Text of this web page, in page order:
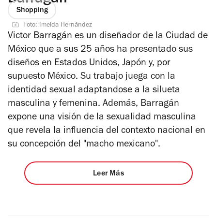
Shopping
Foto: Imelda Hernández
Victor Barragán es un diseñador de la Ciudad de
México que a sus 25 años ha presentado sus
diseños en Estados Unidos, Japón y, por
supuesto México. Su trabajo juega con la
identidad sexual adaptandose a la silueta
masculina y femenina. Además, Barragán
expone una visión de la sexualidad masculina
que revela la influencia del contexto nacional en
su concepción del "macho mexicano".
Leer Más